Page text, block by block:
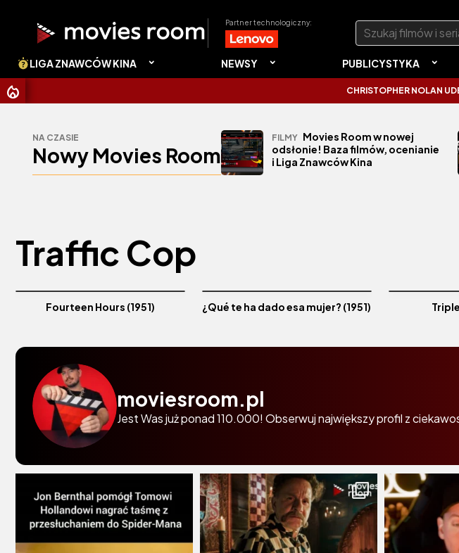
Partner technologiczny: Szukaj:
LIGA ZNAWCÓW KINA NEWSY PUBLICYSTYKA
CHRISTOPHER NOLAN
NA CZASIE
Nowy Movies Room
FILMY Movies Room w nowej
odsłonie! Baza filmów, ocenianie
i Liga Znawców Kina
Traffic Cop
Fourteen Hours (1951) ¿Qué te ha dado esa mujer? (1951)
moviesroom.pl
Jest Was już ponad 110.000! Obserwuj największy profil z